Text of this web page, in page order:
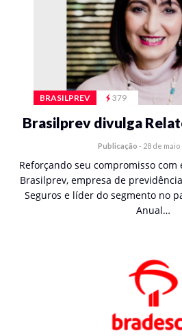
BRASILPREV 379
Brasilprev divulga
Publicação - 28 de maio
Reforçando seu compromisso
Brasilprev, empresa de
Seguros e líder do segmento no
Anual…